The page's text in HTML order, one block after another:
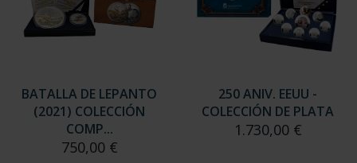
BATALLA DE LEPANTO
(2021) COLECCIÓN
COMP...
750,00 €
250 ANIV. EEUU -
COLECCIÓN DE PLATA
1.730,00 €